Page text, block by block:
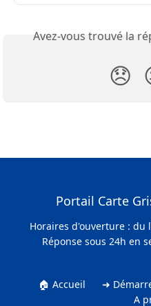
Avez-vous trouvé la
😞
Portail Carte
Horaires d'ouverture : du
Réponse sous 24h en
🏠 Accueil
➜
A